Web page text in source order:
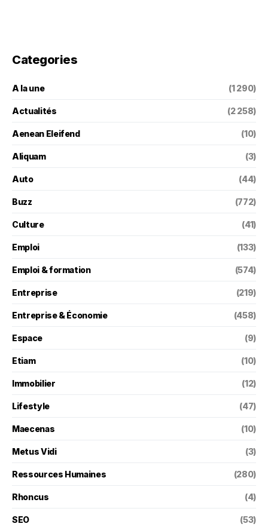
Categories
A la une (1 290)
Actualités (2 258)
Aenean Eleifend (10)
Aliquam (3)
Auto (44)
Buzz (772)
Culture (41)
Emploi (133)
Emploi & formation (574)
Entreprise (219)
Entreprise & Économie (458)
Espace (9)
Etiam (10)
Immobilier (12)
Lifestyle (47)
Maecenas (10)
Metus Vidi (3)
Ressources Humaines (280)
Rhoncus (4)
SEO (53)